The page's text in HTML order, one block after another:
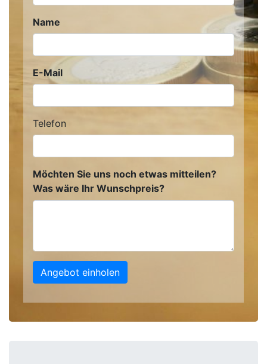
Name
E-Mail
Telefon
Möchten Sie uns noch etwas mitteilen?
Was wäre Ihr Wunschpreis?
Angebot einholen